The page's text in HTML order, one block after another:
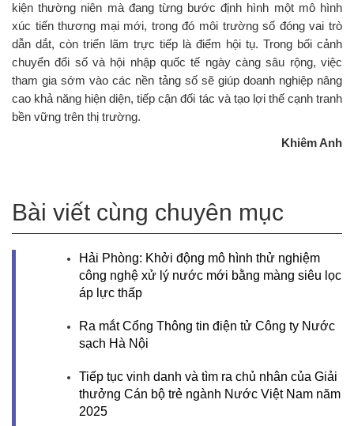
kiện thường niên mà đang từng bước định hình một mô hình
xúc tiến thương mại mới, trong đó môi trường số đóng vai trò
dẫn dắt, còn triển lãm trực tiếp là điểm hội tụ. Trong bối cảnh
chuyển đổi số và hội nhập quốc tế ngày càng sâu rộng, việc
tham gia sớm vào các nền tảng số sẽ giúp doanh nghiệp nâng
cao khả năng hiện diện, tiếp cận đối tác và tạo lợi thế cạnh tranh
bền vững trên thị trường.
Khiêm Anh
Bài viết cùng chuyên mục
Hải Phòng: Khởi động mô hình thử nghiệm
công nghệ xử lý nước mới bằng màng siêu lọc
áp lực thấp
Ra mắt Cổng Thông tin điện tử Công ty Nước
sạch Hà Nội
Tiếp tục vinh danh và tìm ra chủ nhân của Giải
thưởng Cán bộ trẻ ngành Nước Việt Nam năm
2025